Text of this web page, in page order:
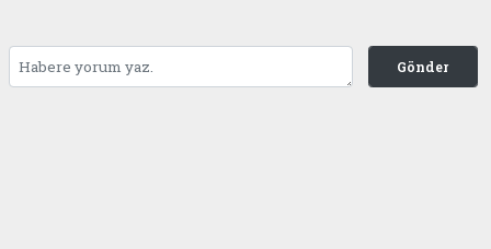
Gönder